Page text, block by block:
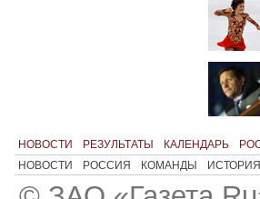
НОВОСТИ РЕЗУЛЬТАТЫ КАЛЕНДАРЬ
НОВОСТИ
РОССИЯ КОМАНДЫ ИСТОРИЯ